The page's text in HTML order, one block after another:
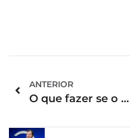
ANTERIOR
O que fazer se o voo atrasa e perde conexão?